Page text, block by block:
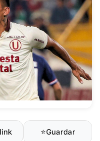
⭐Guardar